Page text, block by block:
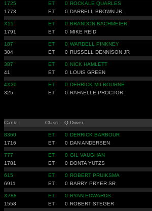
1725 ET 0 ROCKALE QUARLES
1773
ET 0 DARRELL BROWN JR
X15 ET 0 BRANDON BACHMEIER
1791
ET 0 MIKE REID
187 ET 0 WARDELL PINKNEY
304
ET 0 RUSSELL DENNISON JR
387 ET 0 NICK HAMLETT
41
ET 0 LOUIS GREEN
4X20 ET 0 DERRICK MILBOURNE
325
ET 0 RAFAELLE PROCTOR
Car # Class Q Driver
8360 ET 0 DERRICK BARBOUR
1716
ET 0 DAN ANDERSEN
777 ET 0 GIL VAUGHAN
1781
ET 0 DONTA YUTZS
615 ET 0 ROBERT PRUIKSMA
6911
ET 0 BARRY PRYER SR
X788 ET 0 RYAN EDWARDS
1558
ET 0 ROBERT STEGER